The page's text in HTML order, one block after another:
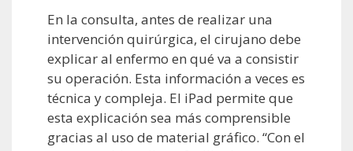
En la consulta, antes de realizar una
intervención quirúrgica, el cirujano debe
explicar al enfermo en qué va a consistir
su operación. Esta información a veces es
técnica y compleja. El iPad permite que
esta explicación sea más comprensible
gracias al uso de material gráfico. “Con el